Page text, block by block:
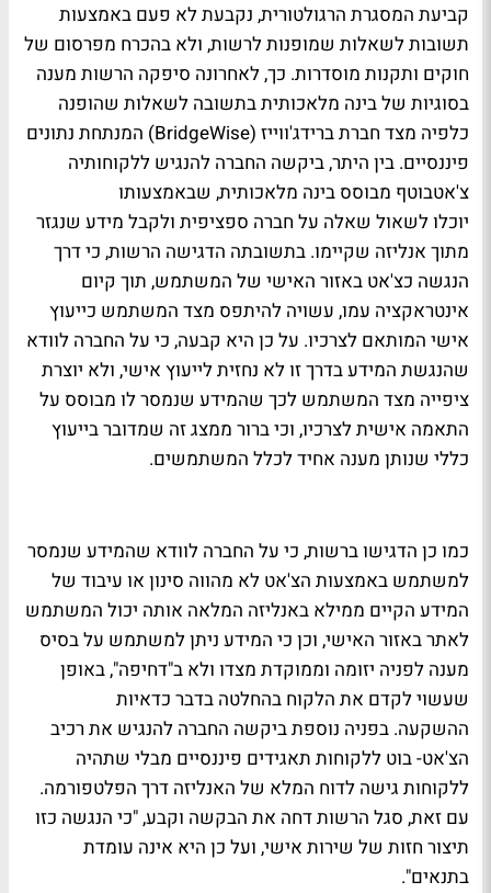
קביעת המסגרת הרגולטורית, נקבעת לא פעם באמצעות
תשובות לשאלות שמופנות לרשות, ולא בהכרח מפרסום של
חוקים ותקנות מוסדרות. כך, לאחרונה סיפקה הרשות מענה
בסוגיות של בינה מלאכותית בתשובה לשאלות שהופנה
כלפיה מצד חברת ברידג'ווייז (BridgeWise) המנתחת נתונים
פיננסיים. בין היתר, ביקשה החברה להנגיש ללקוחותיה
צ'אטבוטף מבוסס בינה מלאכותית, שבאמצעותו
יוכלו לשאול שאלה על חברה ספציפית ולקבל מידע שנגזר
מתוך אנליזה שקיימו. בתשובתה הדגישה הרשות, כי דרך
הנגשה כצ'אט באזור האישי של המשתמש, תוך קיום
אינטראקציה עמו, עשויה להיתפס מצד המשתמש כייעוץ
אישי המותאם לצרכיו. על כן היא קבעה, כי על החברה לוודא
שהנגשת המידע בדרך זו לא נחזית לייעוץ אישי, ולא יוצרת
ציפייה מצד המשתמש לכך שהמידע שנמסר לו מבוסס על
התאמה אישית לצרכיו, וכי ברור ממצג זה שמדובר בייעוץ
כללי שנותן מענה אחיד לכלל המשתמשים.
כמו כן הדגישו ברשות, כי על החברה לוודא שהמידע שנמסר
למשתמש באמצעות הצ'אט לא מהווה סינון או עיבוד של
המידע הקיים ממילא באנליזה המלאה אותה יכול המשתמש
לאתר באזור האישי, וכן כי המידע ניתן למשתמש על בסיס
מענה לפניה יזומה וממוקדת מצדו ולא ב"דחיפה", באופן
שעשוי לקדם את הלקוח בהחלטה בדבר כדאיות
ההשקעה. בפניה נוספת ביקשה החברה להנגיש את רכיב
הצ'אט- בוט ללקוחות תאגידים פיננסיים מבלי שתהיה
ללקוחות גישה לדוח המלא של האנליזה דרך הפלטפורמה.
עם זאת, סגל הרשות דחה את הבקשה וקבע, "כי הנגשה כזו
תיצור חזות של שירות אישי, ועל כן היא אינה עומדת
בתנאים".